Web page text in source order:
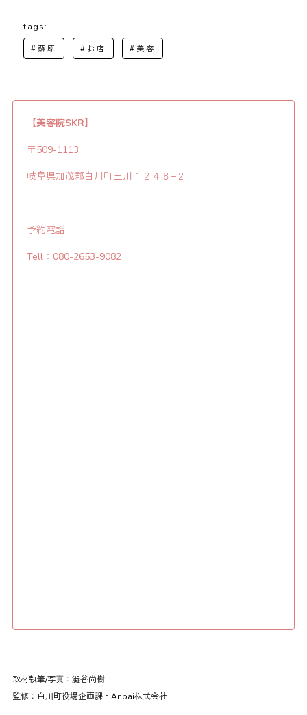
tags:
#蘇原 #お店 #美容
【美容院SKR】
〒509-1113
岐阜県加茂郡白川町三川１２４８−２
予約電話
Tell：080-2653-9082
取材執筆/写真： 澁谷尚樹
監修： 白川町役場企画課・Anbai株式会社